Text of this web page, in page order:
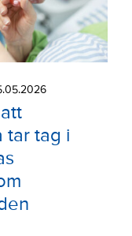
tar tag i